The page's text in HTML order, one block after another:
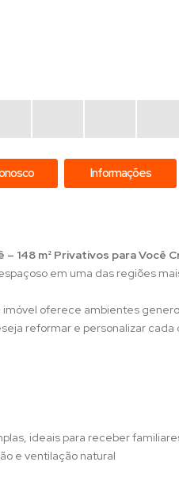
Informações
148 m² Privativos para Você
em uma das regiões
imóvel oferece ambientes
reformar e personalizar
ideais para receber
e ventilação natural